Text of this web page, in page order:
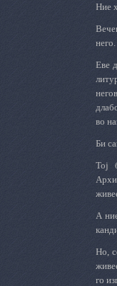
Ние
него.
Еве
во
Би
Toj
А
Но,
го